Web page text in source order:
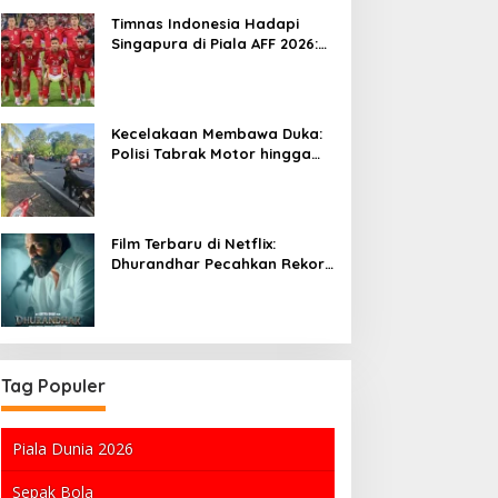
Timnas Indonesia Hadapi
Singapura di Piala AFF 2026:
Kecelakaan Membawa Duka:
Polisi Tabrak Motor hingga
Film Terbaru di Netflix:
Dhurandhar Pecahkan Rekor,
Tag Populer
Piala Dunia 2026
Sepak Bola